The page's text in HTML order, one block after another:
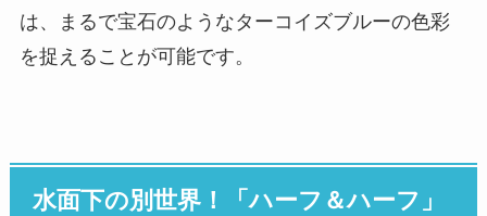
は、まるで宝石のようなターコイズブルーの色彩
を捉えることが可能です。
水面下の別世界！「ハーフ＆ハーフ」